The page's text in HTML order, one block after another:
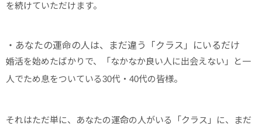
を続けていただけます。
・あなたの運命の人は、まだ違う「クラス」にいるだけ
婚活を始めたばかりで、「なかなか良い人に出会えない」と一
人でため息をついている30代・40代の皆様。
それはただ単に、あなたの運命の人がいる「クラス」に、まだ